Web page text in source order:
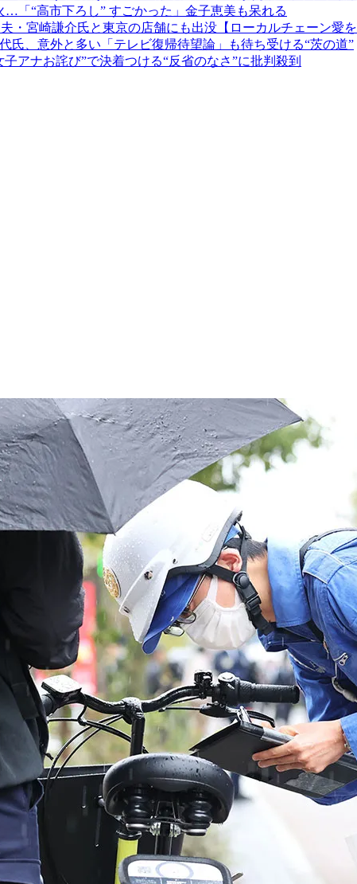
…「“高市下ろし” すごかった」金子恵美も呆れる
・宮崎謙介氏と東京の店舗にも出没【ローカルチェーン愛を
氏、意外と多い「テレビ復帰待望論」も待ち受ける“茨の道”
アナお詫び”で決着つける“反省のなさ”に批判殺到